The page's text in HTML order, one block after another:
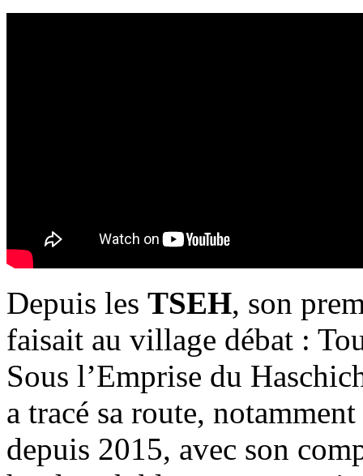
Depuis les TSEH, son
faisait au village débat :
Sous l’Emprise du
a tracé sa route, notamment
depuis 2015, avec son